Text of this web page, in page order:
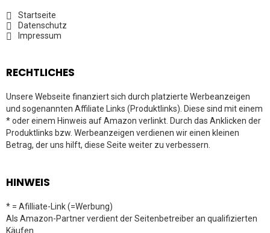
Startseite
Datenschutz
Impressum
RECHTLICHES
Unsere Webseite finanziert sich durch platzierte Werbeanzeigen
und sogenannten Affiliate Links (Produktlinks). Diese sind mit einem
* oder einem Hinweis auf Amazon verlinkt. Durch das Anklicken der
Produktlinks bzw. Werbeanzeigen verdienen wir einen kleinen
Betrag, der uns hilft, diese Seite weiter zu verbessern.
HINWEIS
* = Afilliate-Link (=Werbung)
Als Amazon-Partner verdient der Seitenbetreiber an qualifizierten
Käufen.